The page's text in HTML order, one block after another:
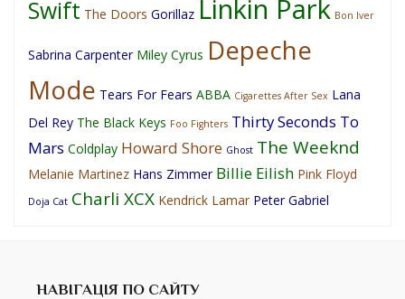
Swift The Doors Gorillaz Linkin Park Bon Iver
Sabrina Carpenter Miley Cyrus Depeche
Mode Tears For Fears ABBA Cigarettes After Sex Lana
Del Rey The Black Keys Foo Fighters Thirty Seconds To
Mars Coldplay Howard Shore Ghost The Weeknd
Melanie Martinez Hans Zimmer Billie Eilish Pink Floyd
Doja Cat Charli XCX Kendrick Lamar Peter Gabriel
НАВІГАЦІЯ ПО САЙТУ